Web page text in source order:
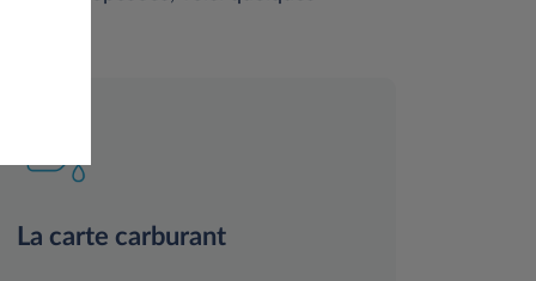
La carte carburant